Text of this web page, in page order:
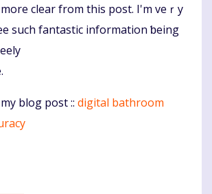
clear from this post. I'm veｒy
such fantastic information ƅeing
blog post :: digital bathroom